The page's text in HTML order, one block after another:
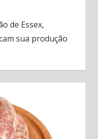
de Essex,
sua produção